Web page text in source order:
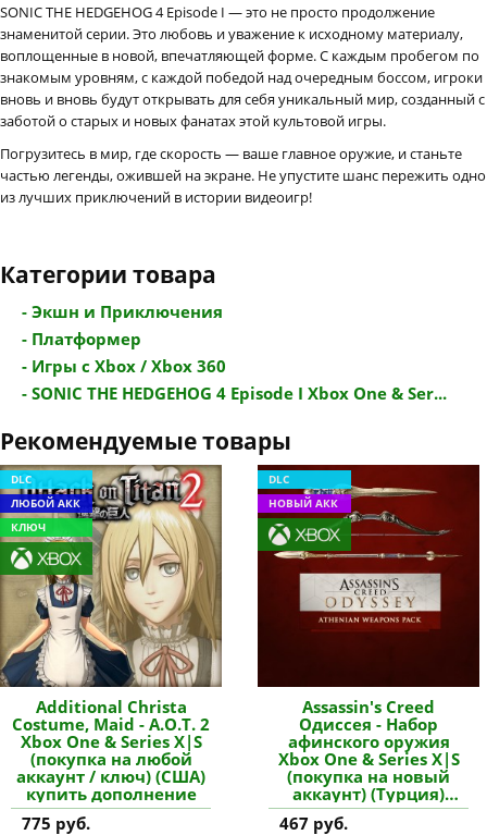
SONIC THE HEDGEHOG 4 Episode I — это не просто продолжение
знаменитой серии. Это любовь и уважение к исходному материалу,
воплощенные в новой, впечатляющей форме. С каждым пробегом по
знакомым уровням, с каждой победой над очередным боссом, игроки
вновь и вновь будут открывать для себя уникальный мир, созданный с
заботой о старых и новых фанатах этой культовой игры.
Погрузитесь в мир, где скорость — ваше главное оружие, и станьте
частью легенды, ожившей на экране. Не упустите шанс пережить одно
из лучших приключений в истории видеоигр!
Категории товара
- Экшн и Приключения
- Платформер
- Игры с Xbox / Xbox 360
- SONIC THE HEDGEHOG 4 Episode I Xbox One & Ser...
Рекомендуемые товары
DLC
ЛЮБОЙ АКК
КЛЮЧ
Additional Christa
Costume, Maid - A.O.T. 2
Xbox One & Series X|S
(покупка на любой
аккаунт / ключ) (США)
купить дополнение
775 руб.
DLC
НОВЫЙ АКК
Assassin's Creed
Одиссея - Набор
афинского оружия
Xbox One & Series X|S
(покупка на новый
аккаунт) (Турция)
купить дополнение
467 руб.